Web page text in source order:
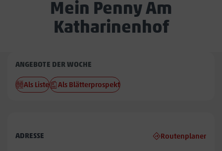
Mein Penny Am
Katharinenhof
Penny
Am
Katharinenhof
ANGEBOTE DER WOCHE
Als Liste Als Blätterprospekt
ADRESSE Routenplaner